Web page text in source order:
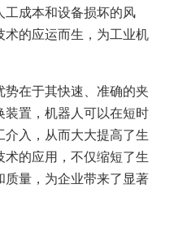
成本和设备损坏的风
的应运而生，为工业机
在于其快速、准确的夹
置，机器人可以在短时
入，从而大大提高了生
的应用，不仅缩短了生
量，为企业带来了显著